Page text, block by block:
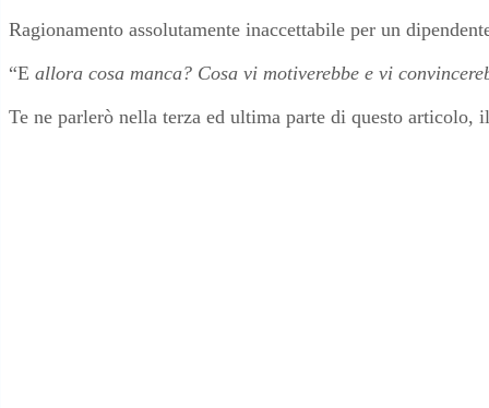
Ragionamento assolutamente inaccettabile per un
“E allora cosa manca? Cosa vi motiverebbe e vi
Te ne parlerò nella terza ed ultima parte di questo articolo,